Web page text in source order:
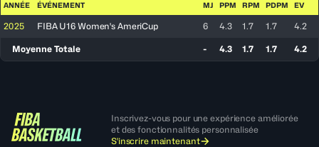
ANNÉE ÉVÉNEMENT MJ PPM RPM PDPM EV
2025 FIBA U16 Women's AmeriCup 6 4.3 1.7 1.7 4.2
Moyenne Totale - 4.3 1.7 1.7 4.2
Inscrivez-vous pour une expérience améliorée
et des fonctionnalités personnalisée
S'inscrire maintenant